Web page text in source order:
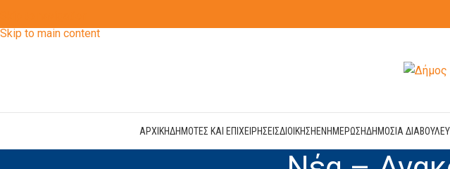
Skip to main content
ΑΡΧΙΚΗΔΗΜΟΤΕΣ ΚΑΙ ΕΠΙΧΕΙΡΗΣΕΙΣΔΙΟΙΚΗΣΗΕΝΗΜΕΡΩΣΗΔΗΜΟΣΙΑ